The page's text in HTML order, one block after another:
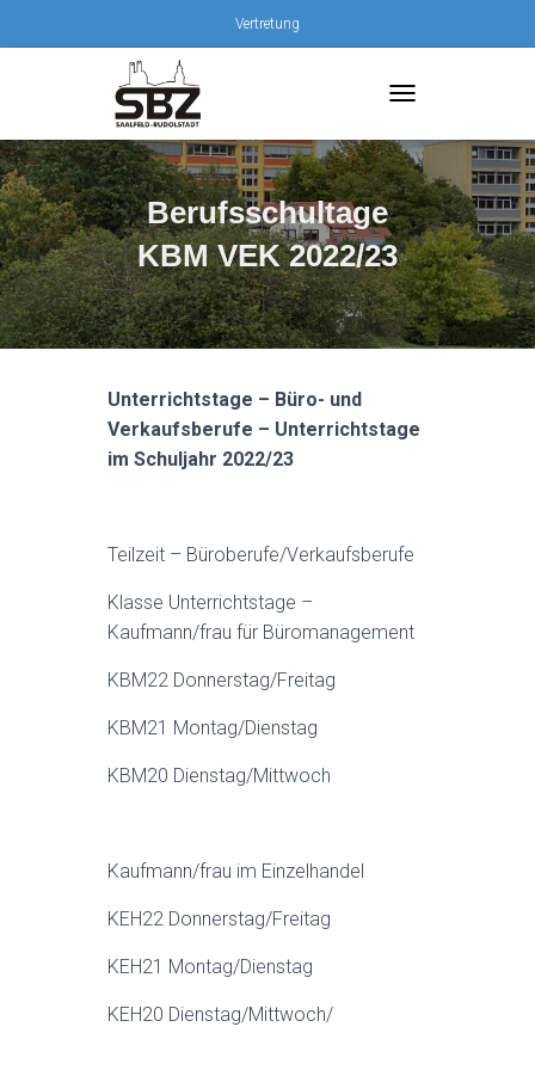
Vertretung
G
G
L
E
N
A
V
G
O
Berufsschultage
KBM VEK 2022/23
Unterrichtstage – Büro- und
Verkaufsberufe – Unterrichtstage
im Schuljahr 2022/23
Teilzeit – Büroberufe/Verkaufsberufe
Klasse Unterrichtstage –
Kaufmann/frau für Büromanagement
KBM22 Donnerstag/Freitag
KBM21 Montag/Dienstag
KBM20 Dienstag/Mittwoch
Kaufmann/frau im Einzelhandel
KEH22 Donnerstag/Freitag
KEH21 Montag/Dienstag
KEH20 Dienstag/Mittwoch/